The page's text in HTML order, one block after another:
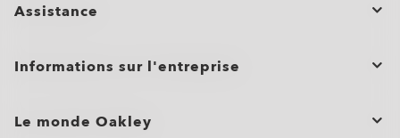
Assistance
Statut de la commande
Entretien du produit
Informations sur l'entreprise
Commandes groupées et cadeaux
Le monde Oakley